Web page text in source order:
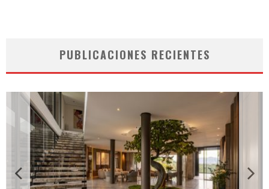
PUBLICACIONES RECIENTES